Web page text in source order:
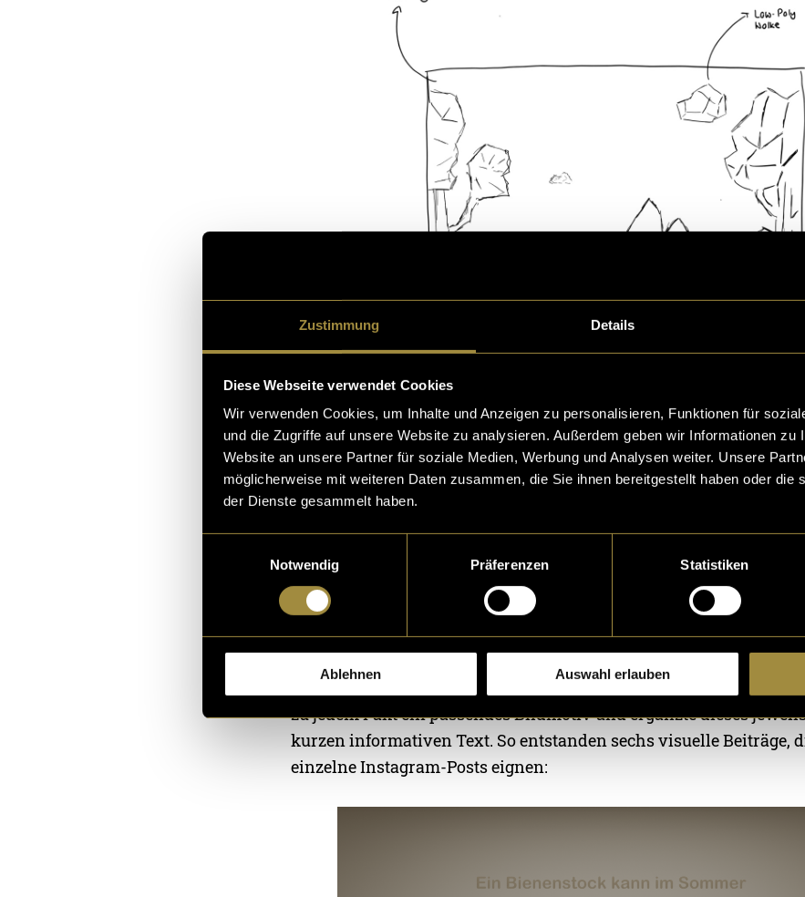
Zustimmung Details
Diese Webseite verwendet Cookies
Wir verwenden Cookies, um Inhalte und Anzeigen zu personalisieren, Funktionen für
und die Zugriffe auf unsere Website zu analysieren. Außerdem geben wir Informationen zu
Website an unsere Partner für soziale Medien, Werbung und Analysen weiter. Unsere
möglicherweise mit weiteren Daten zusammen, die Sie ihnen bereitgestellt haben oder die
der Dienste gesammelt haben.
Notwendig
Präferenzen Statistiken
Ablehnen Auswahl erlauben
Umsetzung der Faktenchecks in Blender
Anschliessend begann die eigentliche gestalterische Arbeit. In
zu jedem Fakt ein passendes Bildmotiv und ergänzte dieses
kurzen informativen Text. So entstanden sechs visuelle Beiträge,
einzelne Instagram-Posts eignen: